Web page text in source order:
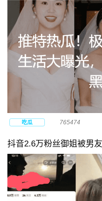
吃瓜 765474
抖音2.6万粉丝御姐被男友